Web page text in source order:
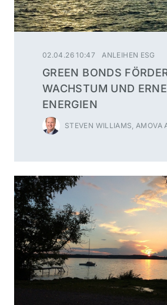
02.04.26 10:47 ANLEIHEN ESG
GREEN BONDS
WACHSTUM UND
ENERGIEN
STEVEN WILLIAMS, AMOVA